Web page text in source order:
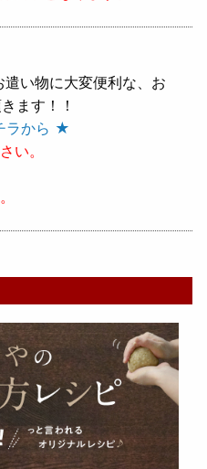
い物に大変便利な、お
ます！！
ラから ★
い。